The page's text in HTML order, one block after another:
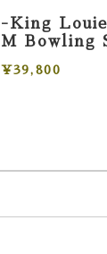
-King
M Bowling
¥39,800